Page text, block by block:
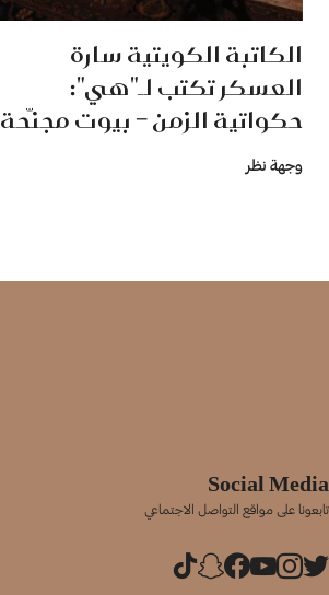
الكاتبة الكويتية سارة
العسكر تكتب لـ"هي":
حكواتية الزمن – بيوت مجنّحة
وجهة نظر
Social Media
تابعونا على مواقع التواصل الاجتماعي